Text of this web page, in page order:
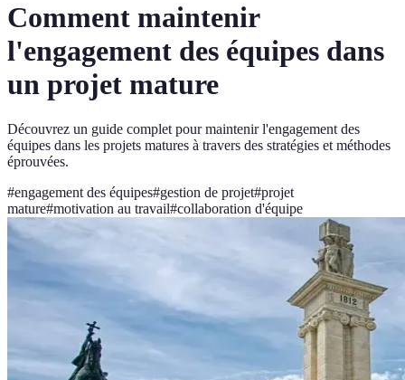
Comment maintenir
l'engagement des équipes dans
un projet mature
Découvrez un guide complet pour maintenir l'engagement des
équipes dans les projets matures à travers des stratégies et méthodes
éprouvées.
#engagement des équipes#gestion de projet#projet
mature#motivation au travail#collaboration d'équipe